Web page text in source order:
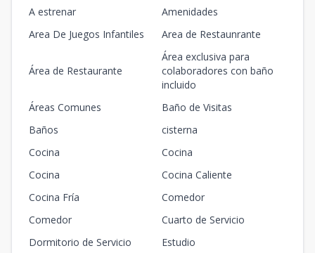
A estrenar
Amenidades
Area De Juegos Infantiles
Area de Restaunrante
Área de Restaurante
Área exclusiva para
colaboradores con baño
incluido
Áreas Comunes
Baño de Visitas
Baños
cisterna
Cocina
Cocina
Cocina
Cocina Caliente
Cocina Fría
Comedor
Comedor
Cuarto de Servicio
Dormitorio de Servicio
Estudio